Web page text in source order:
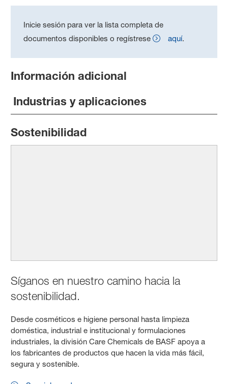
Inicie sesión para ver la lista completa de
documentos disponibles o regístrese
aquí.
Información adicional
Industrias y aplicaciones
Sostenibilidad
Síganos en nuestro camino hacia la
sostenibilidad.
Desde cosméticos e higiene personal hasta limpieza
doméstica, industrial e institucional y formulaciones
industriales, la división Care Chemicals de BASF apoya a
los fabricantes de productos que hacen la vida más fácil,
segura y sostenible.